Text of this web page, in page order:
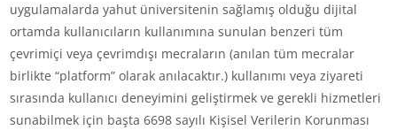
uygulamalarda yahut üniversitenin sağlamış olduğu dijital
ortamda kullanıcıların kullanımına sunulan benzeri tüm
çevrimiçi veya çevrimdışı mecraların (anılan tüm mecralar
birlikte “platform” olarak anılacaktır.) kullanımı veya ziyareti
sırasında kullanıcı deneyimini geliştirmek ve gerekli hizmetleri
sunabilmek için başta 6698 sayılı Kişisel Verilerin Korunması